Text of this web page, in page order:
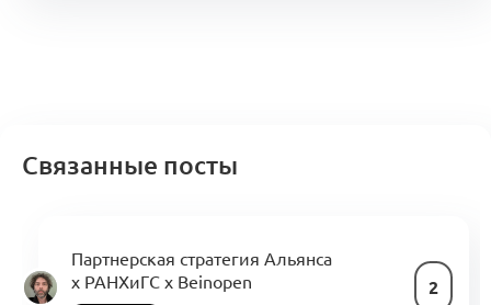
Связанные посты
Партнерская стратегия Альянса
х РАНХиГС х Beinopen
2